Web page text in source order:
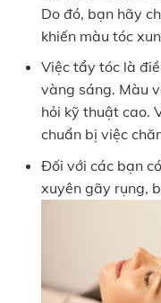
Do đó, bạn hãy
khiến màu tóc
Việc tẩy tóc là
vàng sáng. Màu
hỏi kỹ thuật cao.
chuẩn bị việc
Đối với các bạn
xuyên gãy rụng,